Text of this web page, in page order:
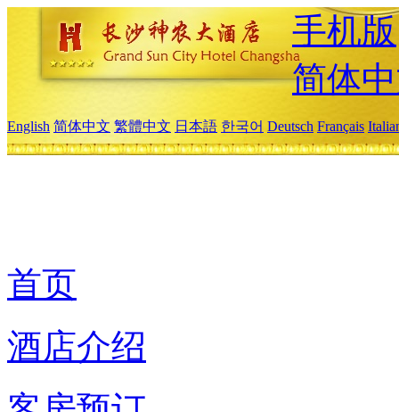
手机版
简体
English 简体中文 繁體中文 日本語 한국어 Deutsch Français
首页
酒店介绍